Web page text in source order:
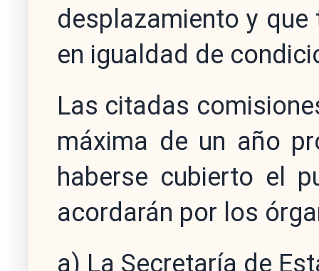
desplazamiento y
en igualdad de
Las citadas
máxima de un año
haberse cubierto el
acordarán por los
a) La Secretaría de